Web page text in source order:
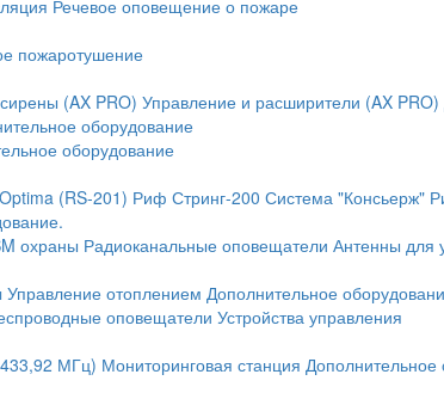
Речевое оповещение о пожаре
пожаротушение
(AX PRO) Управление и расширители (AX PRO)
оборудование
оборудование
(RS-201) Риф Стринг-200 Система "Консьерж"
охраны Радиоканальные оповещатели Антенны для
Управление отоплением Дополнительное
оповещатели Устройства управления
МГц) Мониторинговая станция Дополнительное